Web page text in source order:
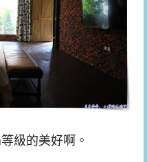
級的美好啊。